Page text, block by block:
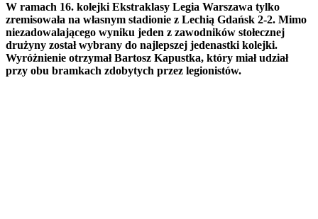
W ramach 16. kolejki Ekstraklasy Legia Warszawa tylko
zremisowała na własnym stadionie z Lechią Gdańsk 2-2. Mimo
niezadowalającego wyniku jeden z zawodników stołecznej
drużyny został wybrany do najlepszej jedenastki kolejki.
Wyróżnienie otrzymał Bartosz Kapustka, który miał udział
przy obu bramkach zdobytych przez legionistów.